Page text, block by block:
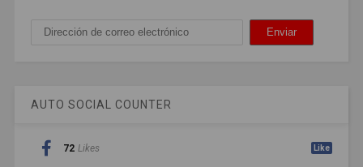
AUTO SOCIAL COUNTER
72 Likes Like